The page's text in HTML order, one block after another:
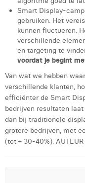
Smart Display-
gebruiken. Het
kunnen fluctueren.
verschillende
en targeting te
voordat je begint
Van wat we hebben
verschillende klanten,
efficiënter de Smart
bedrijven resultaten
dan bij traditionele
grotere bedrijven, met
(tot + 30-40%).